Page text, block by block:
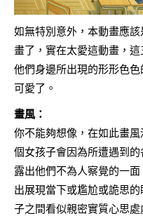
如無特別意外，本動畫應
畫了，實在太愛這動畫，
他們身邊所出現的形形色
可愛了。
畫風：
你不能夠想像，在如此畫
個女孩子會因為所遭遇到
露出他們不為人察覺的一
出展現當下或尷尬或詭思
子之間看似親密實質心思